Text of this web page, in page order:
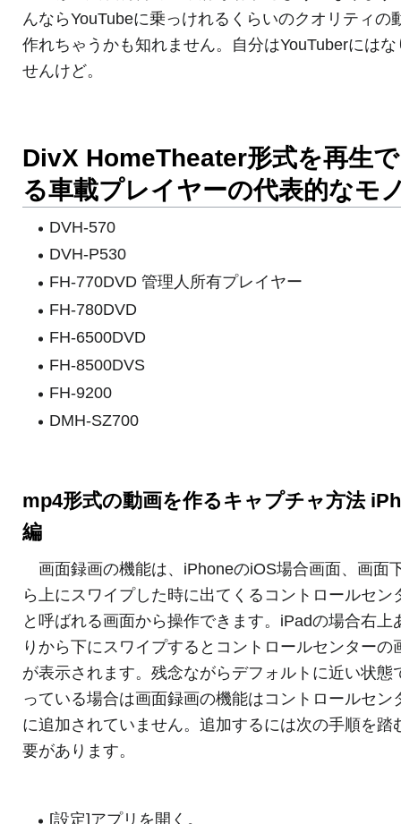
んならYouTubeに乗っけれるくらいのクオリティの
作れちゃうかも知れません。自分はYouTuberにはな
せんけど。
DivX HomeTheater形式を再生
る車載プレイヤーの代表的なモ
DVH-570
DVH-P530
FH-770DVD 管理人所有プレイヤー
FH-780DVD
FH-6500DVD
FH-8500DVS
FH-9200
DMH-SZ700
mp4形式の動画を作るキャプチャ方法
編
画面録画の機能は、iPhoneのiOS場合画面、画面
ら上にスワイプした時に出てくるコントロールセン
と呼ばれる画面から操作できます。iPadの場合右上
りから下にスワイプするとコントロールセンターの
が表示されます。残念ながらデフォルトに近い状態
っている場合は画面録画の機能はコントロールセン
に追加されていません。追加するには次の手順を踏
要があります。
[設定]アプリを開く。